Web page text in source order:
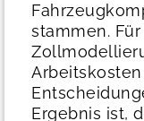
stammen.
Ergebnis ist,